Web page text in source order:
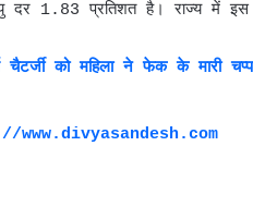
दर 1.83 प्रतिशत है। राज्य में
चैटर्जी को महिला ने फेक के मारी
www.divyasandesh.com